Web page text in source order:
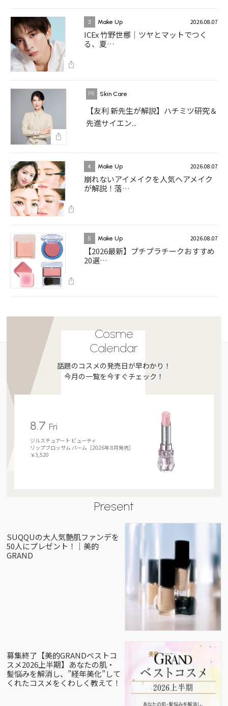
3 Make Up 2026.08.07
ICEx 竹野世梛｜ツヤとマットでつく
る、夏…
Skin Care
【友利 新先生が解説】ハチミツ研究＆
先進サイエン...
4 Make Up 2026.08.07
崩れないアイメイクを人気ヘアメイク
が解説！落…
5 Make Up 2026.08.07
【2026最新】プチプラチークおすすめ
20選…
Cosme
Calendar
話題のコスメの発売日が早わかり！
今月の一覧を今すぐチェック！
8.7Fri
ジルスチュアート ビューティ
リップブロッサム バーム［2026年 8月発売］
￥3,520
Present
SUQQUの大人気艶肌ファンデを
50人にプレゼント！｜美的
GRAND
募集終了【美的GRANDベストコ
スメ2026上半期】あなたの肌・
髪悩みを解消し、”経年美化”して
くれたコスメをくわしく教えて！